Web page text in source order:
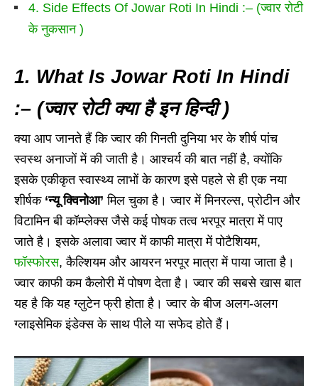
4. Side Effects Of Jowar Roti In Hindi :– (ज्वार रोटी
के नुकसान )
1. What Is Jowar Roti In Hindi
:– (ज्वार रोटी क्या है इन हिन्दी )
क्या आप जानते हैं कि ज्वार की गिनती दुनिया भर के शीर्ष पांच
स्वस्थ अनाजों में की जाती है। आश्चर्य की बात नहीं है, क्योंकि
इसके एकीकृत स्वास्थ्य लाभों के कारण इसे पहले से ही एक नया
शीर्षक‘न्यू क्विनोआ’ मिल चुका है। ज्वार में मिनरल्स, प्रोटीन और
विटामिन बी कॉम्प्लेक्स जैसे कई पोषक तत्व भरपूर मात्रा में पाए
जाते है। इसके अलावा ज्वार में काफी मात्रा में पोटैशियम,
फॉस्फोरस, कैल्शियम और आयरन भरपूर मात्रा में पाया जाता है।
ज्वार काफी कम कैलोरी में पोषण देता है। ज्वार की सबसे खास बात
यह है कि यह ग्लुटेन फ्री होता है। ज्वार के बीज अलग-अलग
ग्लाइसेमिक इंडेक्स के साथ पीले या सफेद होते हैं।